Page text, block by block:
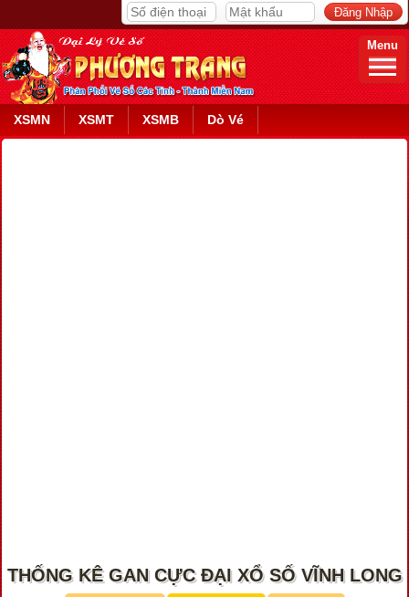
Menu
XSMN XSMT XSMB Dò Vé
THỐNG KÊ GAN CỰC ĐẠI XỔ SỐ VĨNH LONG